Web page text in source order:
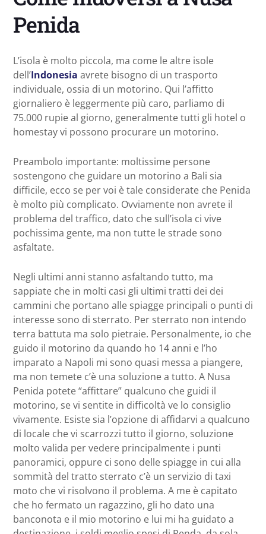
Penida
L’isola è molto piccola, ma come le altre isole
dell’Indonesia avrete bisogno di un trasporto
individuale, ossia di un motorino. Qui l’affitto
giornaliero è leggermente più caro, parliamo di
75.000 rupie al giorno, generalmente tutti gli hotel o
homestay vi possono procurare un motorino.
Preambolo importante: moltissime persone
sostengono che guidare un motorino a Bali sia
difficile, ecco se per voi è tale considerate che Penida
è molto più complicato. Ovviamente non avrete il
problema del traffico, dato che sull’isola ci vive
pochissima gente, ma non tutte le strade sono
asfaltate.
Negli ultimi anni stanno asfaltando tutto, ma
sappiate che in molti casi gli ultimi tratti dei dei
cammini che portano alle spiagge principali o punti di
interesse sono di sterrato. Per sterrato non intendo
terra battuta ma solo pietraie. Personalmente, io che
guido il motorino da quando ho 14 anni e l’ho
imparato a Napoli mi sono quasi messa a piangere,
ma non temete c’è una soluzione a tutto. A Nusa
Penida potete “affittare” qualcuno che guidi il
motorino, se vi sentite in difficoltà ve lo consiglio
vivamente. Esiste sia l’opzione di affidarvi a qualcuno
di locale che vi scarrozzi tutto il giorno, soluzione
molto valida per vedere principalmente i punti
panoramici, oppure ci sono delle spiagge in cui alla
sommità del tratto sterrato c’è un servizio di taxi
moto che vi risolvono il problema. A me è capitato
che ho fermato un ragazzino, gli ho dato una
banconota e il mio motorino e lui mi ha guidato a